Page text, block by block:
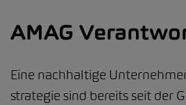
AMAG
Eine nachhaltige
strategie sind bereits seit der